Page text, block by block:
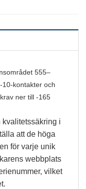
555–
kontakter och
ner till -165
kvalitetssäkring i
att de höga
för varje unik
webbplats
vilket